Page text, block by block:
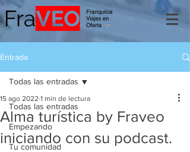
Entrada
Todas las entradas
Empezando
Tu comunidad
Todas las entradas
Alma turística by Fraveo
iniciando con su podcast.
15 ago 2022 1 min de lectura